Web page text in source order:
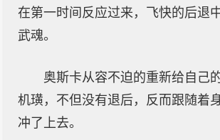
在第一时间反应过来，飞快的后退
武魂。
奥斯卡从容不迫的重新给自己
机璜，不但没有退后，反而跟随着
冲了上去。